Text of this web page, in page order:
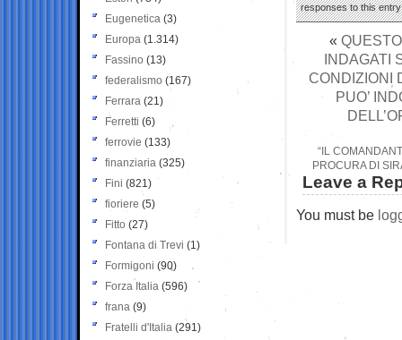
responses to this
«
INDAGATI
CONDIZIONI
PUO’
“IL
PROCURA DI
Leave a
You must be
Eugenetica (3)
Europa (1.314)
Fassino (13)
federalismo (167)
Ferrara (21)
Ferretti (6)
ferrovie (133)
finanziaria (325)
Fini (821)
fioriere (5)
Fitto (27)
Fontana di Trevi (1)
Formigoni (90)
Forza Italia (596)
frana (9)
Fratelli d'Italia (291)